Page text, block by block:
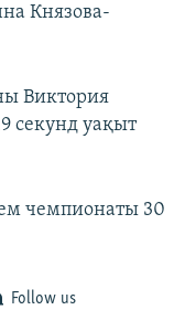
Князова-
Виктория
секунд уақыт
чемпионаты 30
Follow us